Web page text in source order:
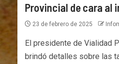
Provincial de cara al
23 de febrero de 2025
El presidente de Vialidad
brindó detalles sobre las